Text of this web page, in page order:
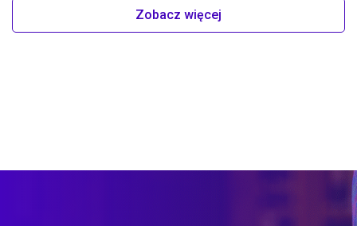
Zobacz więcej